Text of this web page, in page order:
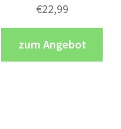
€22,99
zum Angebot